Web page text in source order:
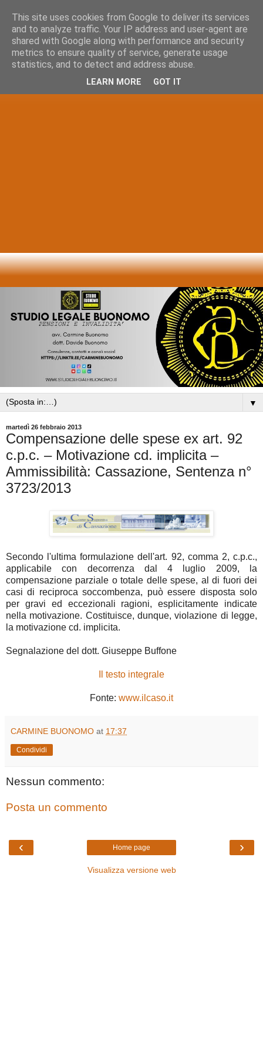
▼
martedì 26 febbraio 2013
Compensazione delle spese ex art. 92
c.p.c. – Motivazione cd. implicita –
Ammissibilità: Cassazione, Sentenza n°
3723/2013
Secondo l'ultima formulazione dell'art. 92, comma 2, c.p.c.,
applicabile con decorrenza dal 4 luglio 2009, la
compensazione parziale o totale delle spese, al di fuori dei
casi di reciproca soccombenza, può essere disposta solo
per gravi ed eccezionali ragioni, esplicitamente indicate
nella motivazione. Costituisce, dunque, violazione di legge,
la motivazione cd. implicita.
Segnalazione del dott. Giuseppe Buffone
Il testo integrale
Fonte: www.ilcaso.it
CARMINE BUONOMO at 17:37
Condividi
Nessun commento:
Posta un commento
‹ ›
Home page
Visualizza versione web
This site uses cookies from Google to deliver its services
and to analyze traffic. Your IP address and user-agent are
shared with Google along with performance and security
metrics to ensure quality of service, generate usage
statistics, and to detect and address abuse.
LEARN MORE GOT IT